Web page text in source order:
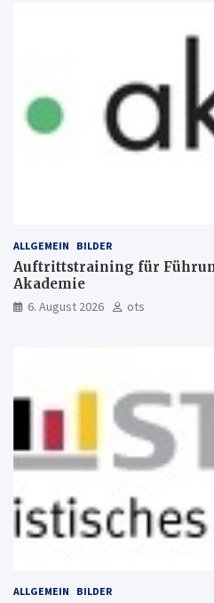
ALLGEMEIN BILDER
Auftrittstraining für
Akademie
6. August 2026 ots
ALLGEMEIN BILDER